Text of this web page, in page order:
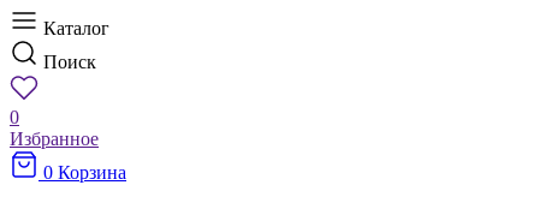
Каталог
Поиск
0
Избранное
0 Корзина